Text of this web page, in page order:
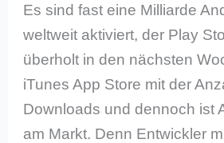
Es sind fast eine Milliarde
weltweit aktiviert, der Play
überholt in den nächsten
iTunes App Store mit der
Downloads und dennoch ist
am Markt. Denn Entwickler